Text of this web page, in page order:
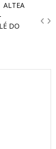
ALTEA
DO